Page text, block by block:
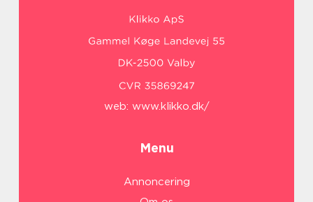
web: www.klikko.dk/
Menu
Annoncering